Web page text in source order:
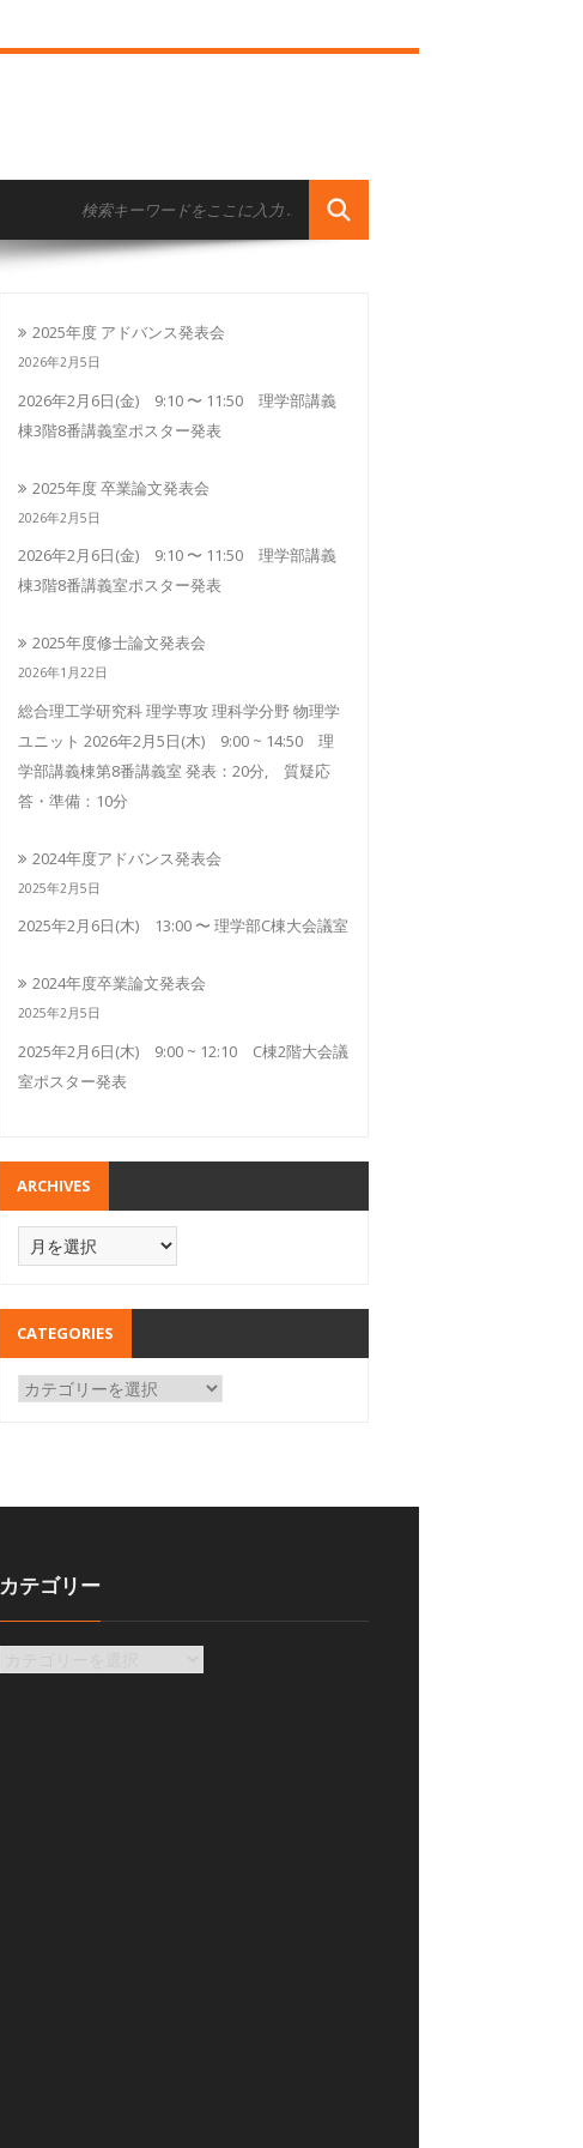
2025年度 アドバンス発表会
2026年2月5日
2026年2月6日(金) 9:10 〜 11:50 理学部講義
棟3階8番講義室ポスター発表
2025年度 卒業論文発表会
2026年2月5日
2026年2月6日(金) 9:10 〜 11:50 理学部講義
棟3階8番講義室ポスター発表
2025年度修士論文発表会
2026年1月22日
総合理工学研究科 理学専攻 理科学分野 物理学
ユニット 2026年2月5日(木) 9:00 ~ 14:50 理
学部講義棟第8番講義室 発表：20分, 質疑応
答・準備：10分
2024年度アドバンス発表会
2025年2月5日
2025年2月6日(木) 13:00 〜 理学部C棟大会議室
2024年度卒業論文発表会
2025年2月5日
2025年2月6日(木) 9:00 ~ 12:10 C棟2階大会議
室ポスター発表
ARCHIVES
CATEGORIES
カテゴリー